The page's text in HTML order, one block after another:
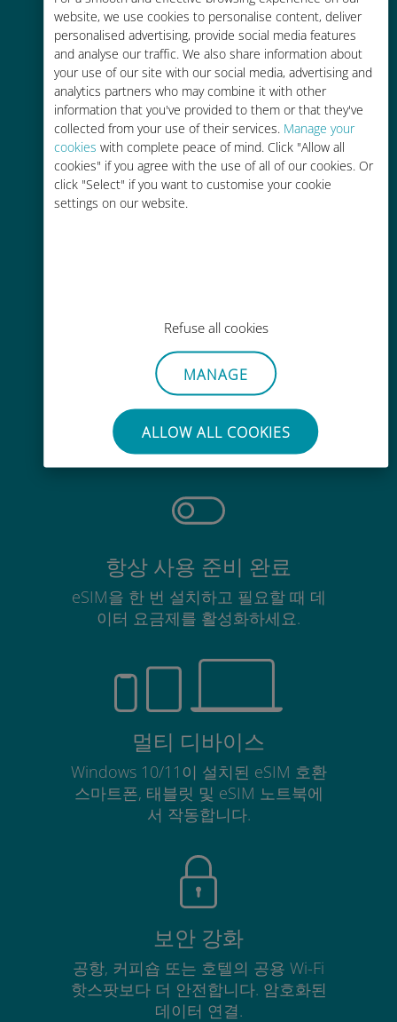
website, we use cookies to personalise content, deliver
personalised advertising, provide social media features
and analyse our traffic. We also share information about
your use of our site with our social media, advertising and
analytics partners who may combine it with other
information that you've provided to them or that they've
collected from your use of their services. Manage your
cookies with complete peace of mind. Click "Allow all
cookies" if you agree with the use of all of our cookies. Or
click "Select" if you want to customise your cookie
settings on our website.
Refuse all cookies
MANAGE
ALLOW ALL COOKIES
비용 효율적
기존 통신사 로밍 요금보다 최대
90% 저렴합니다.
간편한 충전
간편한
기존 SIM 카드를 제거할 필요가 없습
니다.
항상 사용 준비 완료
eSIM을 한 번 설치하고 필요할 때 데
이터 요금제를 활성화하세요.
멀티 디바이스
Windows 10/11이 설치된 eSIM 호환
스마트폰, 태블릿 및 eSIM 노트북에
서 작동합니다.
보안 강화
공항, 커피숍 또는 호텔의 공용 Wi-Fi
핫스팟보다 더 안전합니다. 암호화된
데이터 연결.